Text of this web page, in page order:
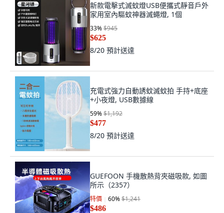
新款電擊式滅蚊燈USB便攜式靜音戶外
家用室內驅蚊神器滅蠅燈, 1個
33%$945
$625
8/20 預計送達
充電式強力自動誘蚊滅蚊拍 手持+底座
+小夜燈, USB數據線
59%$1,192
$477
8/20 預計送達
GUEFOON 手機散熱背夾磁吸款, 如圖
所示（2357）
特價 60%$1,241
$486